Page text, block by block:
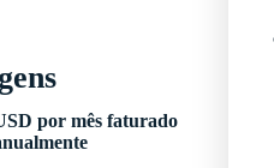
por mês faturado